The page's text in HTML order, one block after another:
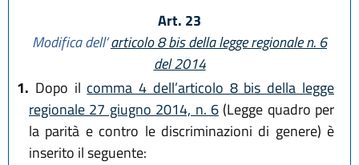
Art. 23
Modifica dell’articolo 8 bis della legge regionale n. 6
del 2014
1. Dopo il comma 4 dell’articolo 8 bis della legge
regionale 27 giugno 2014, n. 6(Legge quadro per
la parità e contro le discriminazioni di genere) è
inserito il seguente: